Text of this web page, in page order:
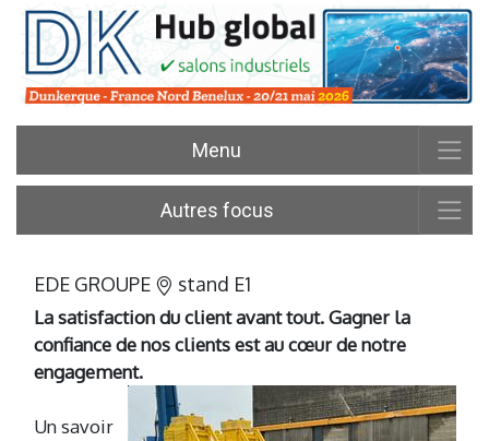
Menu
Autres focus
EDE GROUPE stand E1
La satisfaction du client avant tout. Gagner la
confiance de nos clients est au cœur de notre
engagement.
Un savoir